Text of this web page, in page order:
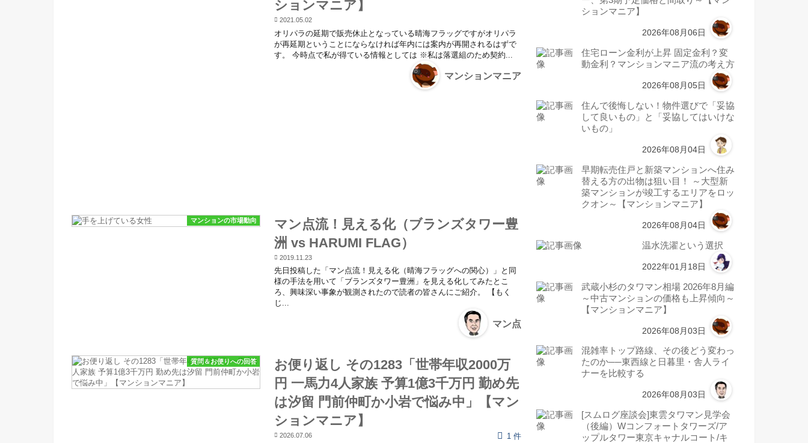
ションマニア】
2021.05.02
オリパラの延期で販売休止となっている晴海フラッグですがオリパラ
が再延期ということにならなければ年内には案内が再開されるはずで
す。 今時点で私が得ている情報としては ※私は落選組のため契約...
マンションマニア
マンションの市場動向
マン点流！見える化（ブランズタワー豊
洲 vs HARUMI FLAG）
2019.11.23
先日投稿した「マン点流！見える化（晴海フラッグへの関心）」と同
様の手法を用いて「ブランズタワー豊洲」を見える化してみたとこ
ろ、興味深い事象が観測されたので読者の皆さんにご紹介。 【もく
じ...
マン点
質問＆お便りへの回答
お便り返し その1283「世帯年収2000万
円 一馬力4人家族 予算1億3千万円 勤め先
は汐留 門前仲町か小岩で悩み中」【マン
ションマニア】
2026.07.06
1 件
ションマニア】
2026年08月06日
住宅ローン金利が上昇 固定金利？変
動金利？マンションマニア流の考え方
2026年08月05日
住んで後悔しない！物件選びで「妥協
して良いもの」と「妥協してはいけな
いもの」
2026年08月04日
早期転売住戸と新築マンションへ住み
替える方の出物は狙い目！ ～大型新
築マンションが竣工するエリアをロッ
クオン～【マンションマニア】
2026年08月04日
温水洗濯という選択
2022年01月18日
武蔵小杉のタワマン相場 2026年8月編
～中古マンションの価格も上昇傾向～
【マンションマニア】
2026年08月03日
混雑率トップ路線、その後どう変わっ
たのか──東西線と日暮里・舎人ライ
ナーを比較する
2026年08月03日
[スムログ座談会]東雲タワマン見学会
（後編）Wコンフォートタワーズ/ア
ップルタワー東京キャナルコート/キ